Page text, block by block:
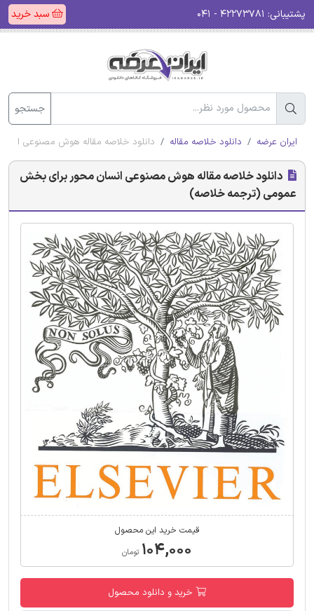
پشتیبانی: سبد خرید
جستجو
ایران عرضه دانلود خلاصه مقاله دانلود خلاصه مقاله هوش مصنوعی
دانلود خلاصه مقاله هوش مصنوعی انسان محور برای بخش
عمومی (ترجمه خلاصه)
قیمت خرید این محصول
۱۰۴,۰۰۰ تومان
خرید و دانلود محصول